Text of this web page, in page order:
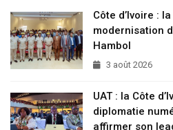
Côte d’Ivoire :
modernisation
Hambol
3 août 2026
UAT : la Côte
diplomatie
affirmer son